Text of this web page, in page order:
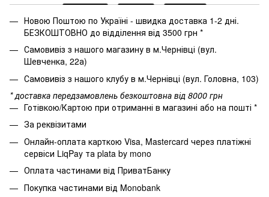
Новою Поштою по Україні - швидка доставка 1-2 дні.
БЕЗКОШТОВНО до відділення від 3500 грн *
Самовивіз з нашого магазину в м.Чернівці (вул.
Шевченка, 22а)
Самовивіз з нашого клубу в м.Чернівці (вул. Головна, 103)
* доставка передзамовлень безкоштовна від 8000 грн
Готівкою/Картою при отриманні в магазині або на пошті *
За реквізитами
Онлайн-оплата карткою Visa, Mastercard через платіжні
сервіси LiqPay та plata by mono
Оплата частинами від ПриватБанку
Покупка частинами від Monobank